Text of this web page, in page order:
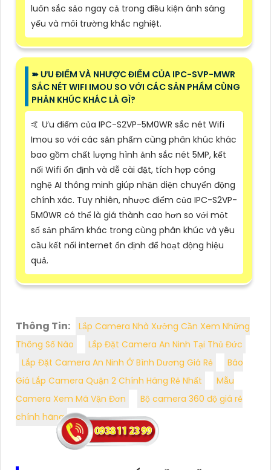
luôn sắc sảo ngay cả trong điều kiện ánh sáng
yếu và môi trường khắc nghiệt.
➽ ƯU ĐIỂM VÀ NHƯỢC ĐIỂM CỦA IPC-SVP-MWR
SẮC NÉT WIFI IMOU SO VỚI CÁC SẢN PHẨM CÙNG
PHÂN KHÚC KHÁC LÀ GÌ?
🤙 Ưu điểm của IPC-S2VP-5M0WR sắc nét Wifi
Imou so với các sản phẩm cùng phân khúc khác
bao gồm chất lượng hình ảnh sắc nét 5MP, kết
nối Wifi ổn định và dễ cài đặt, tích hợp công
nghệ AI thông minh giúp nhận diện chuyển động
chính xác. Tuy nhiên, nhược điểm của IPC-S2VP-
5M0WR có thể là giá thành cao hơn so với một
số sản phẩm khác trong cùng phân khúc và yêu
cầu kết nối internet ổn định để hoạt động hiệu
quả.
Thông Tin:
Lắp Camera Nhà Xưởng Cần Xem Những
Thông Số Nào
Lắp Đặt Camera An Ninh Tại Thủ Đức
Lắp Đặt Camera An Ninh Ở Bình Dương Giá Rẻ
Báo
Giá Lắp Camera Quận 2 Chính Hãng Rẻ Nhất
Mẫu
Camera Xem Mã Vận Đơn
Bộ camera 360 độ giá rẻ
chính hãng